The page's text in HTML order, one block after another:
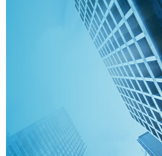
目标使命
为客户创造更好的价值